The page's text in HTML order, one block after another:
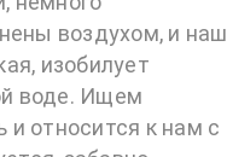
воздухом, и наш
изобилует
воде. Ищем
и относится к нам с